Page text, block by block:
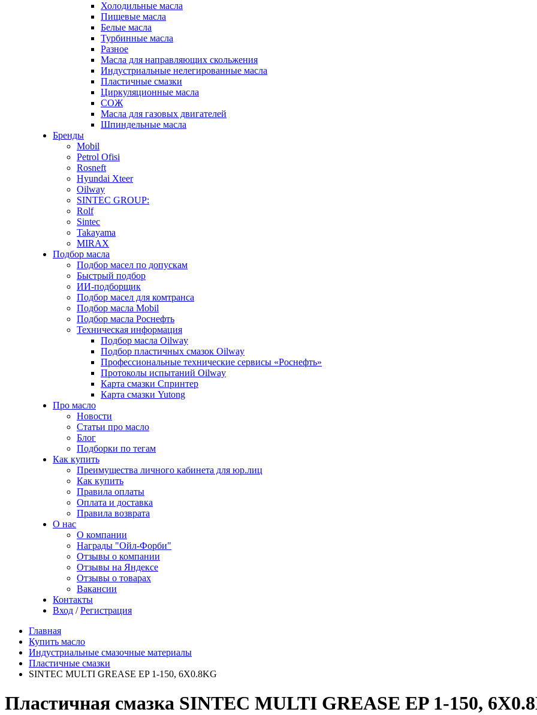
Холодильные масла
Пищевые масла
Белые масла
Турбинные масла
Разное
Масла для направляющих скольжения
Индустриальные нелегированные масла
Пластичные смазки
Циркуляционные масла
СОЖ
Масла для газовых двигателей
Шпиндельные масла
Бренды
Mobil
Petrol Ofisi
Rosneft
Hyundai Xteer
Oilway
SINTEC GROUP:
Rolf
Sintec
Takayama
MIRAX
Подбор масла
Подбор масел по допускам
Быстрый подбор
ИИ-подборщик
Подбор масел для комтранса
Подбор масла Mobil
Подбор масла Роснефть
Техническая информация
Подбор масла Oilway
Подбор пластичных смазок Oilway
Профессиональные технические сервисы «Роснефть»
Протоколы испытаний Oilway
Карта смазки Спринтер
Карта смазки Yutong
Про масло
Новости
Статьи про масло
Блог
Подборки по тегам
Как купить
Преимущества личного кабинета для юр.лиц
Как купить
Правила оплаты
Оплата и доставка
Правила возврата
О нас
О компании
Награды "Ойл-Форби"
Отзывы о компании
Отзывы на Яндексе
Отзывы о товарах
Вакансии
Контакты
Вход / Регистрация
Главная
Купить масло
Индустриальные смазочные материалы
Пластичные смазки
SINTEC MULTI GREASE EP 1-150, 6X0.8KG
Пластичная смазка SINTEC MULTI GREASE EP 1-150,